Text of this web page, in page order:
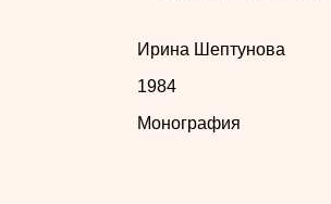
Ирина Шептунова
1984
Монография